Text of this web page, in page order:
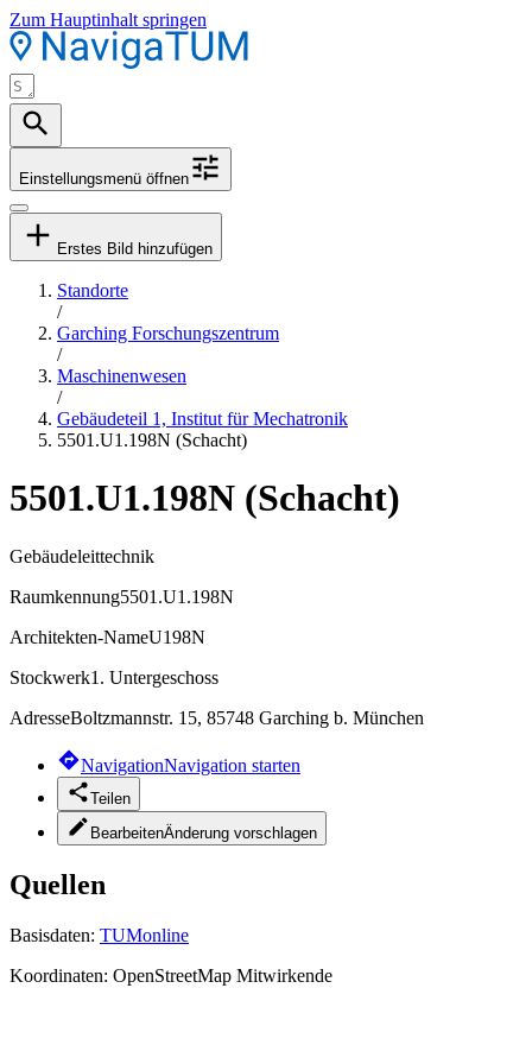
Zum Hauptinhalt springen
Einstellungsmenü öffnen
Erstes Bild hinzufügen
Standorte
/
Garching Forschungszentrum
/
Maschinenwesen
/
Gebäudeteil 1, Institut für Mechatronik
5501.U1.198N (Schacht)
5501.U1.198N (Schacht)
Gebäudeleittechnik
Raumkennung5501.U1.198N
Architekten-NameU198N
Stockwerk1. Untergeschoss
AdresseBoltzmannstr. 15, 85748 Garching b. München
NavigationNavigation starten
Teilen
BearbeitenÄnderung vorschlagen
Quellen
Basisdaten: TUMonline
Koordinaten: OpenStreetMap Mitwirkende